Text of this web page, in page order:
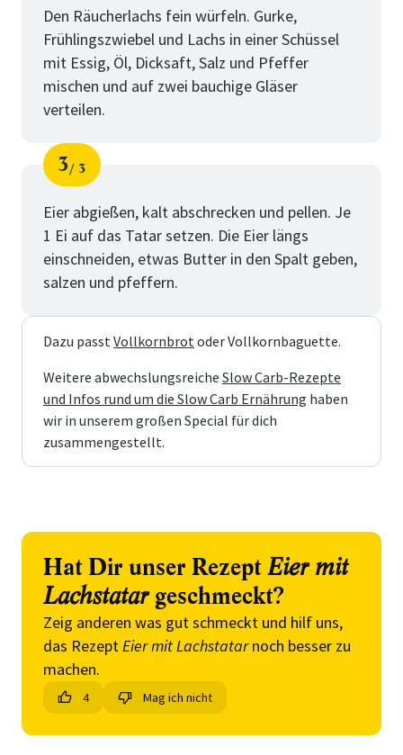
Den Räucherlachs fein würfeln. Gurke,
Frühlingszwiebel und Lachs in einer Schüssel
mit Essig, Öl, Dicksaft, Salz und Pfeffer
mischen und auf zwei bauchige Gläser
verteilen.
Schritt
3
von
3
Eier abgießen, kalt abschrecken und pellen. Je
1 Ei auf das Tatar setzen. Die Eier längs
einschneiden, etwas Butter in den Spalt geben,
salzen und pfeffern.
Dazu passtVollkornbrotoder Vollkornbaguette.
Weitere abwechslungsreiche Slow Carb-Rezepte
und Infos rund um die Slow Carb Ernährung haben
wir in unserem großen Special für dich
zusammengestellt.
Hat Dir unser Rezept Eier mit
Lachstatargeschmeckt?
Zeig anderen was gut schmeckt und hilf uns,
das RezeptEier mit Lachstatarnoch besser zu
machen.
4 Mag ich nicht